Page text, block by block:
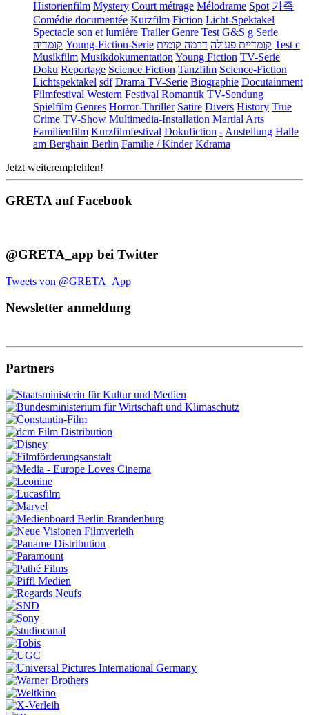
Historienfilm Mystery Court métrage Mélodrame Spot 가족
Comédie documentée Kurzfilm Fiction Licht-Spektakel
Spectacle son et lumière Trailer Genre Test G&S g Serie
קומדיה Young-Fiction-Serie קומדיית פעולה דרמה קומית
Test c
Musikfilm Musikdokumentation Young Fiction TV-Serie
Doku Reportage Science Fiction Tanzfilm Science-Fiction
Lichtspektakel sdf Drama TV-Serie Biographie Docutainment
Filmfestival Western Festival Romantik TV-Sendung
Spielfilm Genres Horror-Thriller Satire Divers History True
Crime TV-Show Multimedia-Installation Martial Arts
Familienfilm Kurzfilmfestival Dokufiction - Austellung Halle
am Berghain Berlin Familie / Kinder Kdrama
Jetzt weiterempfehlen!
GRETA auf Facebook
@GRETA_app bei Twitter
Tweets von @GRETA_App
Newsletter anmeldung
Partners